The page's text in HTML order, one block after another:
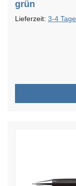
grün
Lieferzeit: 3-4 Tage